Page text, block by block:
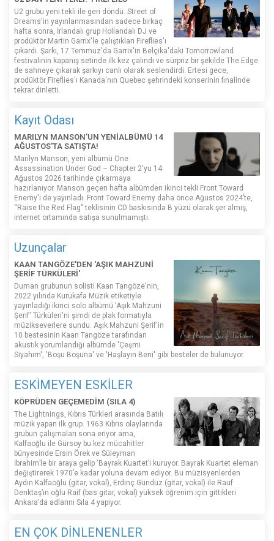
U2 grubu yeni tekli ile geri döndü. Street of
Dreams'in yayınlanmasından sadece birkaç
hafta sonra, İrlandalı grup Hollandalı DJ ve
prodüktör Martin Garrix'le çalıştıkları Fireflies'ı
çıkardı. Şarkı, 17 Temmuz'da Garrix'in Belçika'daki Tomorrowland
festivalinin kapanış setinde ilk kez çalındı ​​ve sürpriz bir şekilde The Edge
de sahneye çıkarak şarkıyı canlı olarak seslendirdi. Ertesi gece,
prodüktör Fireflies'ı Kanada'nın Quebec şehrindeki konserinin finalinde
tekrar dinletti.
Kayıt Odası
MARILYN MANSON'UN YENİALBÜMÜ 14
AĞUSTOS'TA SATIŞTA!
Marilyn Manson, yeni albümü One
Assassination Under God – Chapter 2'yu 14
Ağustos 2026 tarihinde çıkarmaya
hazırlanıyor. Manson geçen hafta albümden ikinci tekli Front Toward
Enemy'i de yayınladı. Front Toward Enemy daha önce Ağustos 2024’te,
“Raise the Red Flag” teklisinin CD baskısında B yüzü olarak şer almış,
internet ortamında satışa sunulmamıştı.
Uzunçalar
KAAN TANGÖZE'DEN 'AŞIK MAHZUNİ
ŞERİF TÜRKÜLERİ'
Duman grubunun solisti Kaan Tangöze'nin,
2022 yılında Kurukafa Müzik etiketiyle
yayınladığı ikinci solo albümü 'Aşık Mahzuni
Şerif' Türküleri'ni şimdi de plak formatıyla
müzikseverlere sundu. Aşık Mahzuni Şerif'in
10 bestesinin Kaan Tangöze tarafından
akustik yorumlandığı albümde 'Çeşmi
Siyahım', 'Boşu Boşuna' ve 'Haşlayın Beni' gibi besteler de bulunuyor.
ESKİMEYEN ESKİLER
KÖPRÜDEN GEÇEMEDİM (SILA 4)
The Lightnings, Kıbrıs Türkleri arasında Batılı
müzik yapan ilk grup. 1963 Kıbrıs olaylarında
grubun çalışmaları sona eriyor ama,
Kalfaoğlu ile Gürsoy bu kez mücahitler
bünyesinde Ersin Örek ve Süleyman
İbrahim’le bir araya gelip ‘Bayrak Kuartet’i kuruyor. Bayrak Kuartet eleman
değiştirerek 1970’e kadar yoluna devam ediyor. Bu müzisyenlerden
Aydın Kalfaoğlu (gitar, vokal), Erdinç Gündüz (gitar, vokal) ile Rauf
Denktaş’ın oğlu Raif (bas gitar, vokal) yüksek öğrenim için gittikleri
Ankara’da adlarını Sıla 4 yapıyor.
EN ÇOK DİNLENENLER